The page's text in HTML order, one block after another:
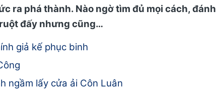
ra phá thành. Nào ngờ tìm đủ mọi cách, đánh
đấy nhưng cũng…
giả kế phục binh
ngầm lấy cửa ải Côn Luân